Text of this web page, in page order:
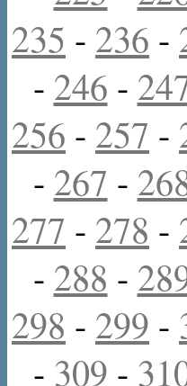
235 - 236 -
- 246 -
256 - 257 -
- 267 -
277 - 278 -
- 288 -
298 - 299 -
- 309 -